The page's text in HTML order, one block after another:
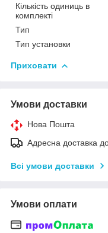
Кількість одиниць в
комплекті
Тип
Тип установки
Приховати
Умови доставки
Нова Пошта
Адресна доставка
Всі умови доставки
Умови оплати